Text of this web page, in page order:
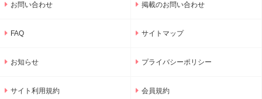
お問い合わせ 掲載のお問い合わせ
FAQ サイトマップ
お知らせ プライバシーポリシー
サイト利用規約 会員規約